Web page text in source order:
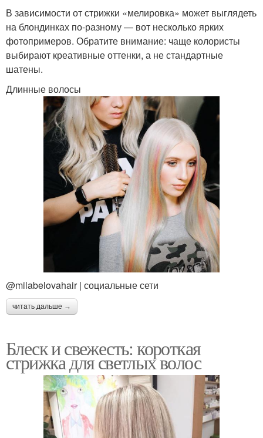
В зависимости от стрижки «мелировка» может выглядеть
на блондинках по-разному — вот несколько ярких
фотопримеров. Обратите внимание: чаще колористы
выбирают креативные оттенки, а не стандартные
шатены.
Длинные волосы
@milabelovahair | социальные сети
читать дальше →
Блеск и свежесть: короткая
стрижка для светлых волос